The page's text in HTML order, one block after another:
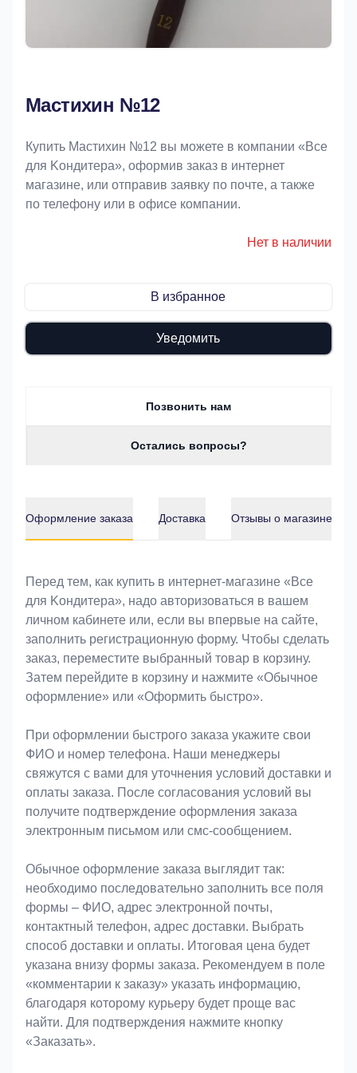
Мастихин №12
Купить Мастихин №12 вы можете в компании «Bce
для Koндитeрa», оформив заказ в интернет
магазине, или отправив заявку по почте, а также
по телефону или в офисе компании.
Нет в наличии
В избранное
Уведомить
Позвонить нам
Остались вопросы?
Оформление заказа Доставка Отзывы о магазине
Оформление заказа
Перед тем, как купить в интернет-магазине «Bce
для Koндитeрa», надо авторизоваться в вашем
личном кабинете или, если вы впервые на сайте,
заполнить регистрационную форму. Чтобы сделать
заказ, переместите выбранный товар в корзину.
Затем перейдите в корзину и нажмите «Обычное
оформление» или «Оформить быстро».
При оформлении быстрого заказа укажите свои
ФИО и номер телефона. Наши менеджеры
свяжутся с вами для уточнения условий доставки и
оплаты заказа. После согласования условий вы
получите подтверждение оформления заказа
электронным письмом или смс-сообщением.
Обычное оформление заказа выглядит так:
необходимо последовательно заполнить все поля
формы – ФИО, адрес электронной почты,
контактный телефон, адрес доставки. Выбрать
способ доставки и оплаты. Итоговая цена будет
указана внизу формы заказа. Рекомендуем в поле
«комментарии к заказу» указать информацию,
благодаря которому курьеру будет проще вас
найти. Для подтверждения нажмите кнопку
«Заказать».